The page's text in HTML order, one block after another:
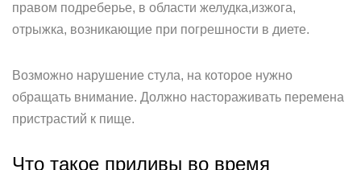
правом подреберье, в области желудка,изжога,
отрыжка, возникающие при погрешности в диете.
Возможно нарушение стула, на которое нужно
обращать внимание. Должно настораживать перемена
пристрастий к пище.
Что такое приливы во время